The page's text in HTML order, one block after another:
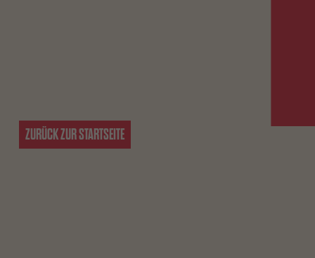
ZURÜCK ZUR STARTSEITE